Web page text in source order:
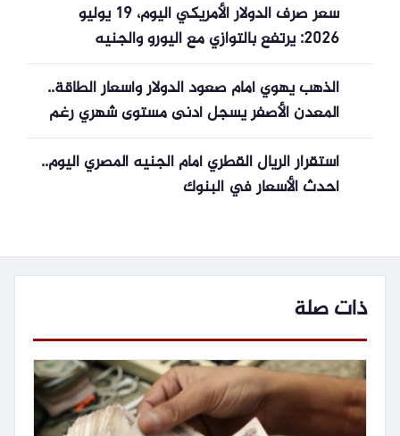
سعر صرف الدولار الأمريكي اليوم، 19 يوليو
2026: يرتفع بالتوازي مع اليورو والجنيه
الإسترليني.
الذهب يهوي أمام صعود الدولار وأسعار الطاقة..
المعدن الأصفر يسجل أدنى مستوى شهري رغم
التوتر الإقليمي
استقرار الريال القطري أمام الجنيه المصري اليوم..
أحدث الأسعار في البنوك
ذات صلة